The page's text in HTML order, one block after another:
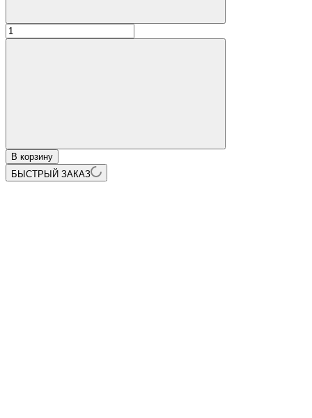
В корзину
БЫСТРЫЙ ЗАКАЗ